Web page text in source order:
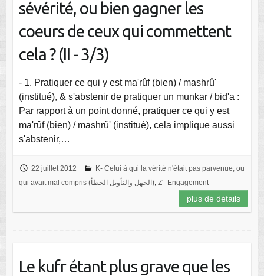
sévérité, ou bien gagner les
coeurs de ceux qui commettent
cela ? (II - 3/3)
- 1. Pratiquer ce qui y est ma'rûf (bien) / mashrû'
(institué), & s'abstenir de pratiquer un munkar / bid'a :
Par rapport à un point donné, pratiquer ce qui y est
ma'rûf (bien) / mashrû' (institué), cela implique aussi
s'abstenir,…
22 juillet 2012
K- Celui à qui la vérité n'était pas parvenue, ou
qui avait mal compris (الجهل والتأويل الخطأ), Z'- Engagement
plus de détails
Le kufr étant plus grave que les